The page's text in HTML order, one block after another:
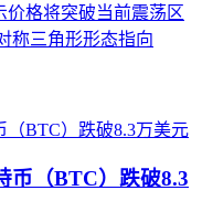
价格将突破当前震荡区
称三角形形态指向
币（BTC）跌破8.3